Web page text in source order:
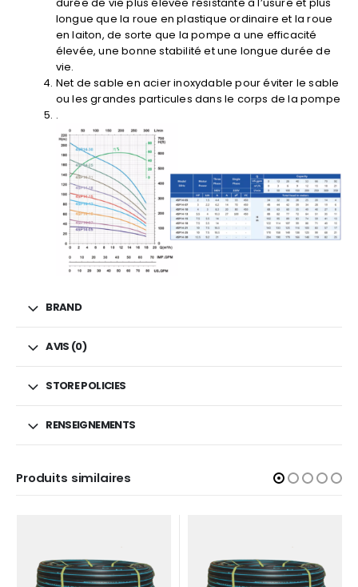
longue que la roue en plastique ordinaire et la roue
en laiton, de sorte que la pompe a une efficacité
élevée, une bonne stabilité et une longue durée de
vie.
Net de sable en acier inoxydable pour éviter le sable
ou les grandes particules dans le corps de la pompe
.
BRAND
AVIS (0)
STORE POLICIES
RENSEIGNEMENTS
Produits similaires